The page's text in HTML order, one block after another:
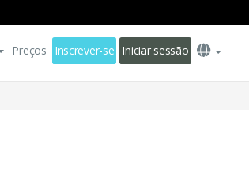
Preços Inscrever-se Iniciar sessão